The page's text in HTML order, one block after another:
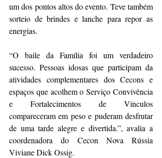
um dos pontos altos do evento. Teve também
sorteio de brindes e lanche para repor as
energias.
“O baile da Família foi um verdadeiro
sucesso. Pessoas idosas que participam da
atividades complementares dos Cecons e
espaços que acolhem o Serviço Convivência
e Fortalecimentos de Vínculos
compareceram em peso e puderam desfrutar
de uma tarde alegre e divertida.”, avalia a
coordenadora do Cecon Nova Rússia
Viviane Dick Ossig.